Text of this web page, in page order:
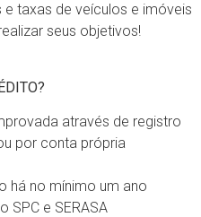
taxas de veículos e imóveis
seus objetivos!
através de registro
por conta própria
há no mínimo um ano
SPC e SERASA